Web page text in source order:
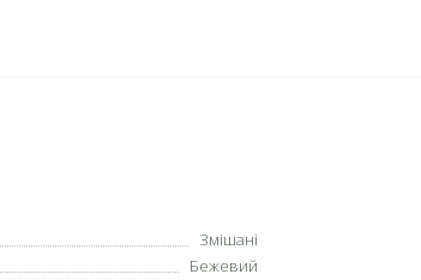
Змішані
Бежевий